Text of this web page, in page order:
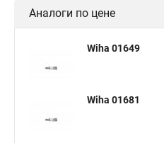
Аналоги по цене
Wiha 01649
Wiha 01681